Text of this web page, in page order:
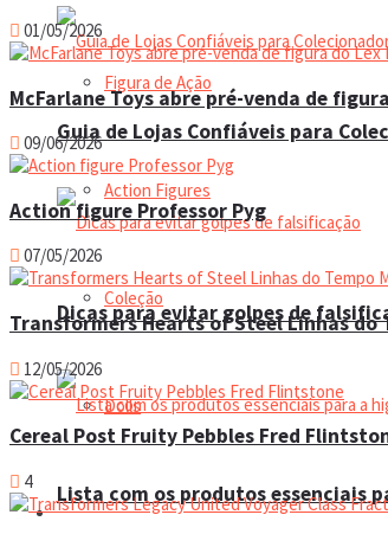
Figura de Ação
Action Figures
Coleção
Dolls
Manual do colecionador
Guia de Lojas Confiáveis para
Dicas para evitar golpes de
Lista com os produtos essenciais
01/05/2026
McFarlane Toys abre pré-venda de
09/06/2026
Action figure Professor Pyg
07/05/2026
Transformers Hearts of Steel Linhas do
12/05/2026
Cereal Post Fruity Pebbles Fred
4